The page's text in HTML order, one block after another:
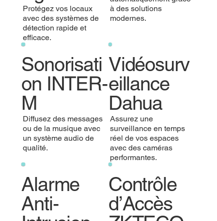
Protégez vos locaux
avec des systèmes de
détection rapide et
efficace.
à des solutions
modernes.
Sonorisati
on INTER-
M
Diffusez des messages
ou de la musique avec
un système audio de
qualité.
Vidéosurv
eillance
Dahua
Assurez une
surveillance en temps
réel de vos espaces
avec des caméras
performantes.
Alarme
Anti-
Contrôle
d’Accès